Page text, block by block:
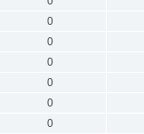
0
0
0
0
0
0